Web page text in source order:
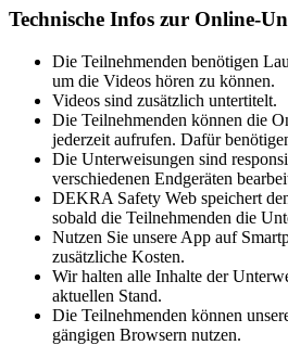
Technische Infos zur Online-
Die Teilnehmenden benötigen
um die Videos hören zu können.
Videos sind zusätzlich untertitelt.
Die Teilnehmenden können die
jederzeit aufrufen. Dafür
Die Unterweisungen sind
verschiedenen Endgeräten
DEKRA Safety Web speichert
sobald die Teilnehmenden die
Nutzen Sie unsere App auf
zusätzliche Kosten.
Wir halten alle Inhalte der
aktuellen Stand.
Die Teilnehmenden können
gängigen Browsern nutzen.